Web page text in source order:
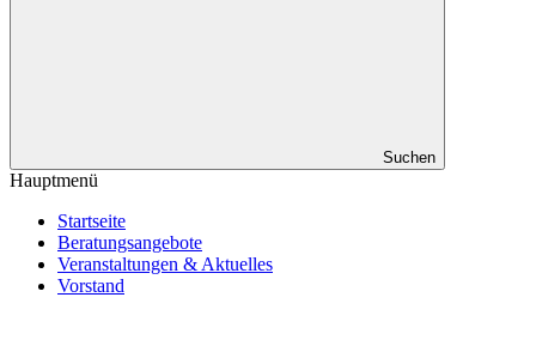
Suchen
Hauptmenü
Startseite
Beratungsangebote
Veranstaltungen & Aktuelles
Vorstand